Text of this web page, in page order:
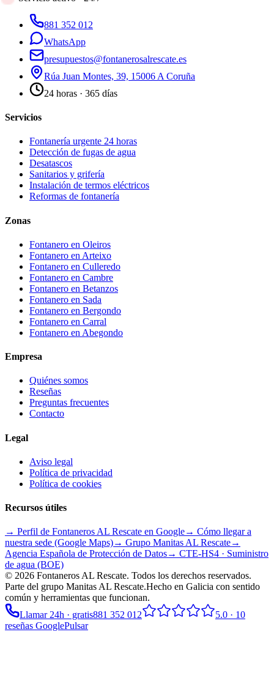
881 352 012
WhatsApp
presupuestos@fontanerosalrescate.es
Rúa Juan Montes, 39, 15006 A Coruña
24 horas · 365 días
Servicios
Fontanería urgente 24 horas
Detección de fugas de agua
Desatascos
Sanitarios y grifería
Instalación de termos eléctricos
Reformas de fontanería
Zonas
Fontanero en Oleiros
Fontanero en Arteixo
Fontanero en Culleredo
Fontanero en Cambre
Fontanero en Betanzos
Fontanero en Sada
Fontanero en Bergondo
Fontanero en Carral
Fontanero en Abegondo
Empresa
Quiénes somos
Reseñas
Preguntas frecuentes
Contacto
Legal
Aviso legal
Política de privacidad
Política de cookies
Recursos útiles
→ Perfil de Fontaneros AL Rescate en Google→ Cómo llegar a
nuestra sede (Google Maps)→ Grupo Manitas AL Rescate→
Agencia Española de Protección de Datos→ CTE-HS4 · Suministro
de agua (BOE)
© 2026 Fontaneros AL Rescate. Todos los derechos reservados.
Parte del grupo Manitas AL Rescate.Hecho en Galicia con sentido
común y herramientas que funcionan.
Llamar 24h · gratis881 352 012 5.0 · 10
reseñas GooglePulsar